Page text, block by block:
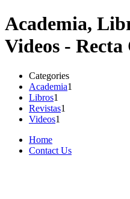
Academia,
Videos -
Categories
Academia1
Libros1
Revistas1
Videos1
Home
Contact Us